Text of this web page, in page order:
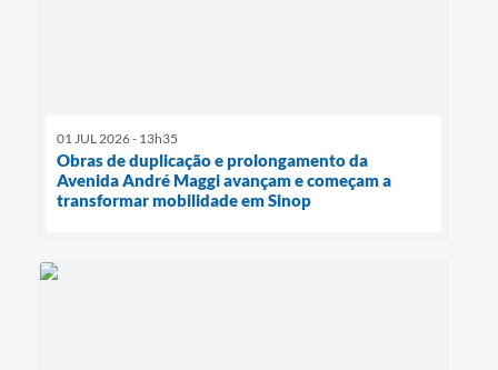
01 JUL 2026 - 13h35
Obras de duplicação e prolongamento da
Avenida André Maggi avançam e começam a
transformar mobilidade em Sinop